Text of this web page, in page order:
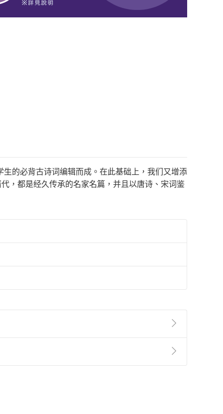
的必背古诗词编辑而成。在此基础上，我们又增添
，都是经久传承的名家名篇，并且以唐诗、宋词鉴
第2條第5款之規定，「非以有形媒介提供之數位